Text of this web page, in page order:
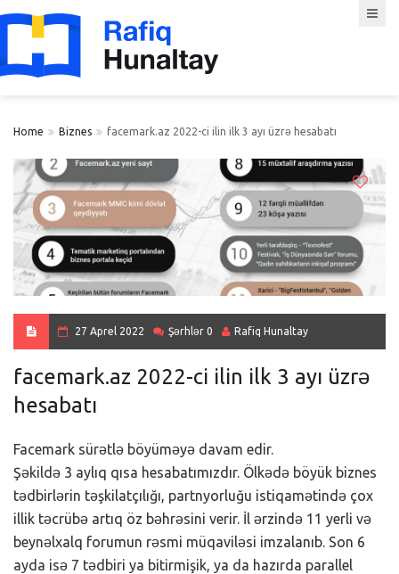
Home Biznes facemark.az 2022-ci ilin ilk 3 ayı üzrə hesabatı
27 Aprel 2022 Şərhlər 0 Rafiq Hunaltay
facemark.az 2022-ci ilin ilk 3 ayı üzrə
hesabatı
Facemark sürətlə böyüməyə davam edir.
Şəkildə 3 aylıq qısa hesabatımızdır. Ölkədə böyük biznes
tədbirlərin təşkilatçılığı, partnyorluğu istiqamətində çox
illik təcrübə artıq öz bəhrəsini verir. İl ərzində 11 yerli və
beynəlxalq forumun rəsmi müqaviləsi imzalanıb. Son 6
ayda isə 7 tədbiri ya bitirmişik, ya da hazırda parallel